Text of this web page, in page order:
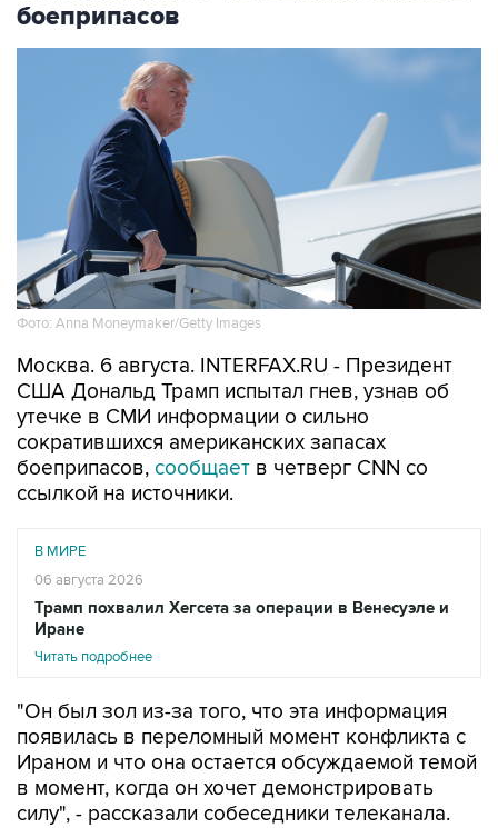
боеприпасов
Фото: Anna Moneymaker/Getty Images
Москва. 6 августа. INTERFAX.RU - Президент
США Дональд Трамп испытал гнев, узнав об
утечке в СМИ информации о сильно
сократившихся американских запасах
боеприпасов, сообщает в четверг CNN со
ссылкой на источники.
В МИРЕ
06 августа 2026
Трамп похвалил Хегсета за операции в Венесуэле и
Иране
Читать подробнее
"Он был зол из-за того, что эта информация
появилась в переломный момент конфликта с
Ираном и что она остается обсуждаемой темой
в момент, когда он хочет демонстрировать
силу", - рассказали собеседники телеканала.